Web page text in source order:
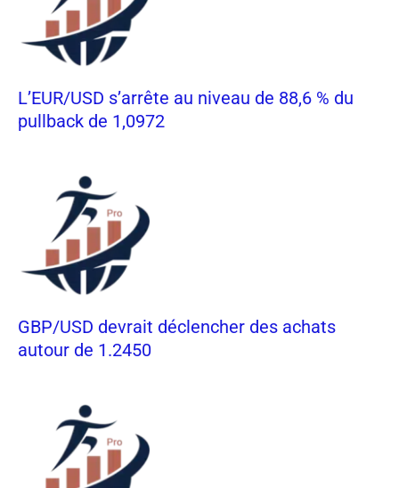
L’EUR/USD s’arrête au niveau de 88,6 % du
pullback de 1,0972
GBP/USD devrait déclencher des achats
autour de 1.2450